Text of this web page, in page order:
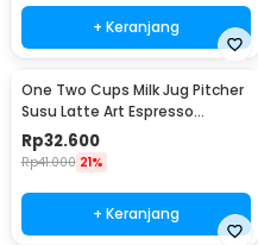
+ Keranjang
One Two Cups Milk Jug Pitcher
Susu Latte Art Espresso
Stainless Steel 350ml - J068
Rp32.600
Rp41.000 21%
+ Keranjang